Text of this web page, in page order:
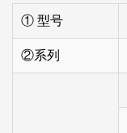
率和成本效益方面
案的客户的良好选
应用
PV2R系列产品经
备的要求而设计。
① 型号
②系列